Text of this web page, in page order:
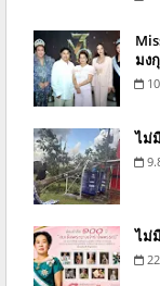
มง
ไม่
ไม่